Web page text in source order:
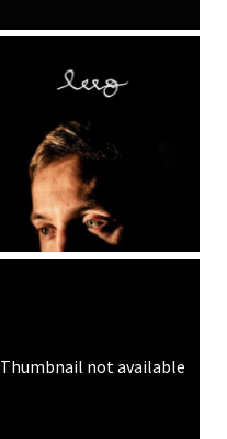
Thumbnail not available